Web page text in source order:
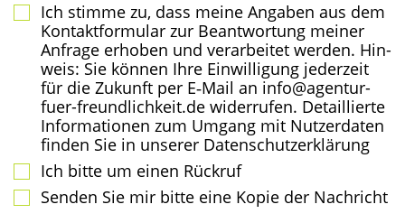
Ich stim­me zu, dass mei­ne Anga­ben aus dem
Kon­takt­for­mu­lar zur Beant­wor­tung mei­ner
Anfra­ge erho­ben und ver­ar­bei­tet wer­den. Hin­
weis: Sie kön­nen Ihre Ein­wil­li­gung jeder­zeit
für die Zukunft per E‑Mail an info@agentur-
fuer-freundlichkeit.de wider­ru­fen. Detail­lier­te
Infor­ma­tio­nen zum Umgang mit Nut­zer­da­ten
fin­den Sie in unse­rer Datenschutzerklärung
Ich bit­te um einen Rückruf
Sen­den Sie mir bit­te eine Kopie der Nachricht